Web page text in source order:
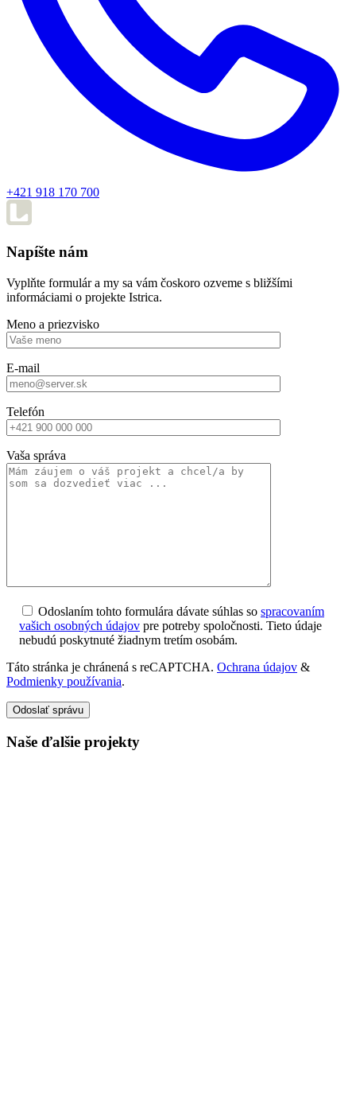
+421 918 170 700
Napíšte nám
Vyplňte formulár a my sa vám čoskoro ozveme s bližšími
informáciami o projekte Istrica.
Meno a priezvisko
E-mail
Telefón
Vaša správa
Odoslaním tohto formulára dávate súhlas so spracovaním
vašich osobných údajov pre potreby spoločnosti. Tieto údaje
nebudú poskytnuté žiadnym tretím osobám.
Táto stránka je chránená s reCAPTCHA. Ochrana údajov &
Podmienky používania.
Odoslať správu
Naše ďalšie projekty